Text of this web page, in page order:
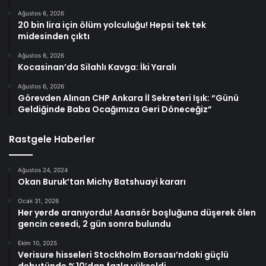
Ağustos 6, 2026
20 bin lira için ölüm yolculuğu! Hepsi tek tek
midesinden çıktı
Ağustos 6, 2026
Kocasinan’da Silahlı Kavga: İki Yaralı
Ağustos 6, 2026
Görevden Alınan CHP Ankara İl Sekreteri Işık: “Günü
Geldiğinde Baba Ocağımıza Geri Döneceğiz”
Rastgele Haberler
Ağustos 24, 2024
Okan Buruk’tan Michy Batshuayi kararı
Ocak 31, 2026
Her yerde aranıyordu! Asansör boşluğuna düşerek ölen
gencin cesedi, 2 gün sonra bulundu
Ekim 10, 2025
Verisure hisseleri Stockholm Borsası’ndaki güçlü